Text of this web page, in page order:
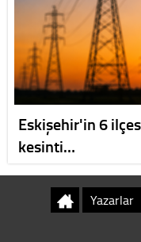
Eskişehir'in 6
kesinti…
Yazarlar